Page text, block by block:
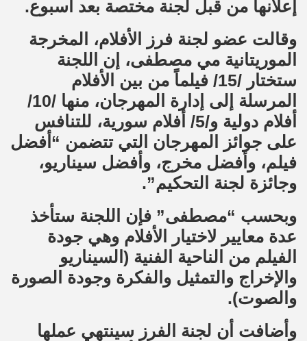
إعلانها من قبل لجنة مختصة بعد أسبوع.
وقالت عضو لجنة فرز الأفلام، المخرجة
الموريتانية مي مصطفى، إن اللجنة
ستختار /15/ فيلماً من بين الأفلام
المرسلة إلى إدارة المهرجان، منها /10/
أفلام دولية و/5/ أفلام سورية، للتنافس
على جوائز المهرجان التي تتضمن “أفضل
فيلم، وأفضل مخرج، وأفضل سيناريو،
وجائزة لجنة التحكيم”.
وبحسب “مصطفى” فإن اللجنة ستأخذ
عدة معايير لاختيار الأفلام وهي جودة
الفيلم من الناحية الفنية (السيناريو
والإخراج والتمثيل والفكرة وجودة الصورة
والصوت).
وأضافت أن لجنة الفرز سينتهي عملها